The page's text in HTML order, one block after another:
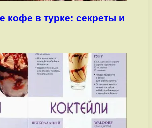
кофе в турке: секреты и